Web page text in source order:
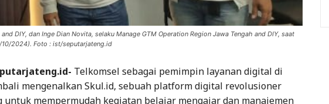
DIY, dan Inge Dian Novita, selaku Manage GTM Operation Region Jawa Tengah and DIY, saat
2024). Foto : ist/seputarjateng.id
Telkomsel sebagai pemimpin layanan digital di
mengenalkan Skul.id, sebuah platform digital revolusioner
untuk mempermudah kegiatan belajar mengajar dan manajemen